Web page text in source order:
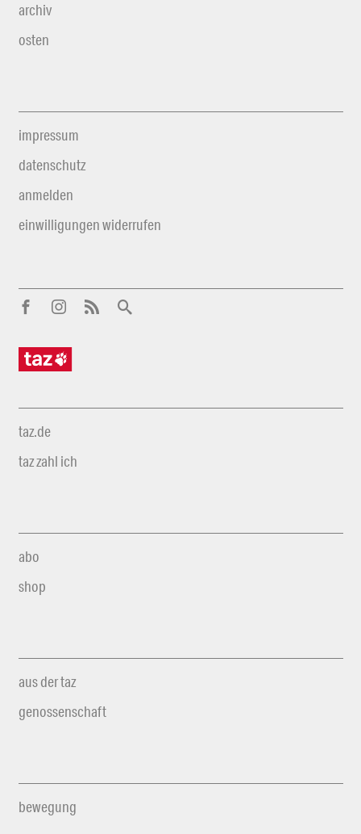
archiv
osten
impressum
datenschutz
anmelden
einwilligungen widerrufen
taz.de
taz zahl ich
abo
shop
aus der taz
genossenschaft
bewegung